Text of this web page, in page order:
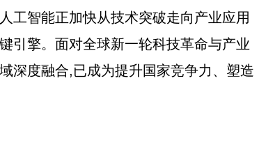
工智能正加快从技术突破走向产业应用
引擎。面对全球新一轮科技革命与产业
深度融合,已成为提升国家竞争力、塑造